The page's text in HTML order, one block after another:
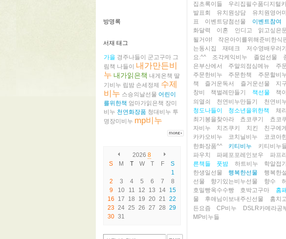
방명록
서재 태그
가을 경주나들이 군고구마 그
림책 나들이 내가만든비
누 내가읽은책 내게온책 딸
기비누 립밤 손세정제 수제
비누 스승의날선물 어린이
를위한책 엄마가읽은책 장미
비누 천연화장품 청대비누 투
명장미비누 mp비누
2026 8
S
M T W T F
S
1
2
3 4 5 6 7
8
9
10 11 12 13 14 15
16
17 18 19 20 21
22
23 24 25 26 27 28 29
30 31
집초록이들
우리집필수품디지털
발표회
유치원상담 유치원영어
표
이벤트당첨선물 이벤트참여
화달력
이혼 인디고 읽고싶은
될거야!
작은아이를위해준비한식
는동시집
재테크 저수영배우러
요.^^
조각케익비누 졸업선물
은부산에서
주말의점심메뉴 주
주문한비누
주문한책 주문할비
책
즐거운독서 즐거운선물 지
창비
책벌레만들기 책선물 책
의열쇠
천연비누만들기 천연비
청도나들이 청소년을위한책 체
최기봉을찾아라
쵸코쿠기 쵸코
자비누
치즈쿠키 치킨 친구에
카카오비누
코치닐비누 코코아
한화장품^^
키티비누 키티비누
파우치
파페포포레인보우 파프
른책들
풋밤 하트비누 학알접기
한생일선물
행복한선물 행복한
선물
향기있는비누선물 향수
호밀빵옥수수빵
호박고구마 홈
물
후애님이보내주신선물 훔치
든요즘
CP비누 DSLR카메라공
MP비누들